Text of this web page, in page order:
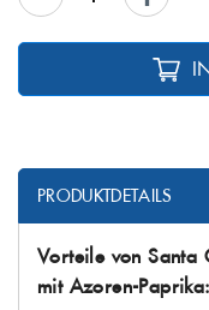
PRODUKTDETAILS
Vorteile von Santa
mit Azoren-Paprika: